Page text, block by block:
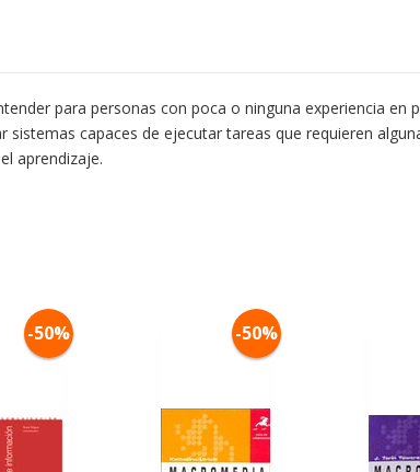
para personas con poca o ninguna experiencia
capaces de ejecutar tareas que requieren
aprendizaje.
-50% -50%